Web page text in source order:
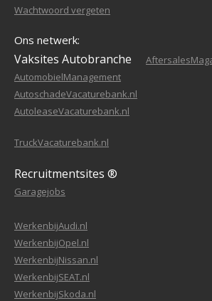
Wachtwoord vergeten
Ons netwerk:
Vaksites Autobranche
AutomobielManagement
AutoschadeVacaturebank.nl
AutoleaseVacaturebank.nl
TruckVacaturebank.nl
Recruitmentsites ®
Garagejobs
WerkenbijAudi.nl
WerkenbijOpel.nl
WerkenbijNissan.nl
WerkenbijSEAT.nl
WerkenbijSkoda.nl